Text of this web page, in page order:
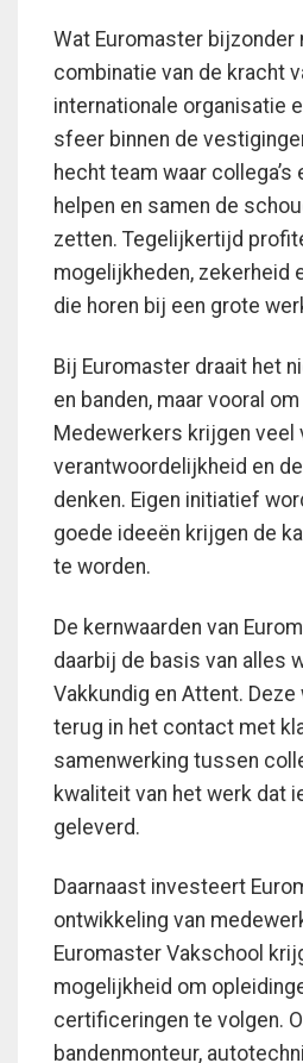
Wat Euromaster bijzonder
combinatie van de kracht
internationale organisatie
sfeer binnen de
hecht team waar collega’s
helpen en samen de
zetten. Tegelijkertijd
mogelijkheden, zekerheid
die horen bij een grote
Bij Euromaster draait het
en banden, maar vooral
Medewerkers krijgen veel
verantwoordelijkheid en
denken. Eigen initiatief
goede ideeën krijgen de
te worden.
De kernwaarden van
daarbij de basis van alles
Vakkundig en Attent. Deze
terug in het contact met
samenwerking tussen
kwaliteit van het werk dat
geleverd.
Daarnaast investeert
ontwikkeling van
Euromaster Vakschool
mogelijkheid om
certificeringen te volgen.
bandenmonteur,